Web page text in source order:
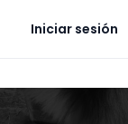
Iniciar sesión